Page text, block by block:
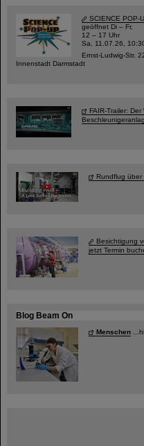
SCIENCE POP-
geöffnet Di – Fr,
12 – 17 Uhr
Sa, 11.07.26,
Ernst-Ludwig-Str.
Innenstadt Darmstadt
FAIR-Trailer:
Rundflug über
Besichtigung
jetzt Termin
Blog Beam On
Menschen